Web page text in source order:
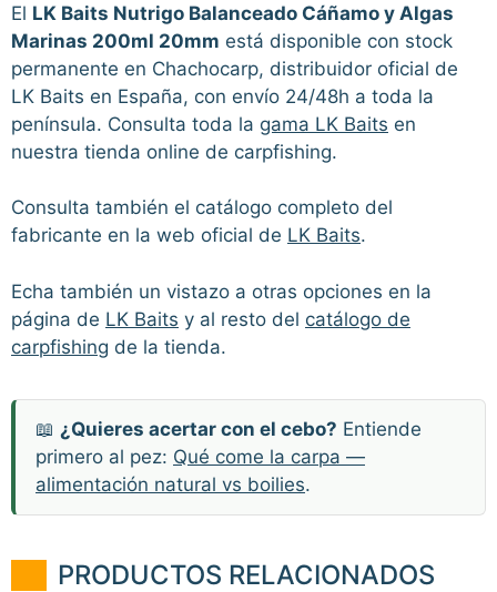
El LK Baits Nutrigo Balanceado Cáñamo y Algas
Marinas 200ml 20mm está disponible con stock
permanente en Chachocarp, distribuidor oficial de
LK Baits en España, con envío 24/48h a toda la
península. Consulta toda la gama LK Baits en
nuestra tienda online de carpfishing.
Consulta también el catálogo completo del
fabricante en la web oficial de LK Baits.
Echa también un vistazo a otras opciones en la
página de LK Baits y al resto del catálogo de
carpfishing de la tienda.
📖 ¿Quieres acertar con el cebo? Entiende
primero al pez: Qué come la carpa —
alimentación natural vs boilies.
PRODUCTOS RELACIONADOS